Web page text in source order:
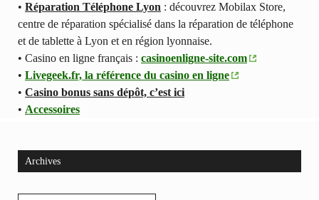
• Réparation Téléphone Lyon : découvrez Mobilax Store,
centre de réparation spécialisé dans la réparation de téléphone
et de tablette à Lyon et en région lyonnaise.
• Casino en ligne français : casinoenligne-site.com
• Livegeek.fr, la référence du casino en ligne
• Casino bonus sans dépôt, c’est ici
• Accessoires
Archives